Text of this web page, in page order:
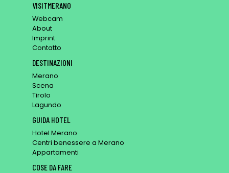
VISITMERANO
Webcam
About
Imprint
Contatto
DESTINAZIONI
Merano
Scena
Tirolo
Lagundo
GUIDA HOTEL
Hotel Merano
Centri benessere a Merano
Appartamenti
COSE DA FARE